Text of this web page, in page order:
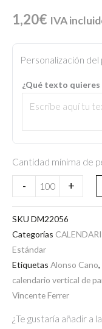
1,20€ IVA
Personalización
¿Qué texto
Cantidad mínima de
-
Calendario
vertical
pared
Vincente
Ferrer"
(Alonso
Cano)
cantidad
+
SKU DM22056
Categorías
Estándar
Etiquetas Alonso Cano,
calendario vertical de
Vincente Ferrer
¿Te gustaría añadir a